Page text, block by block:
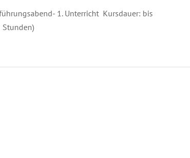
1. Unterricht Kursdauer: bis
Stunden)